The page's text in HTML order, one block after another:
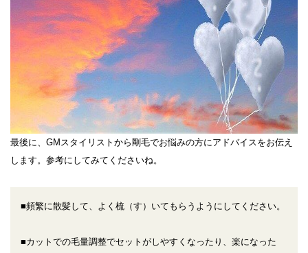
最後に、GMスタイリストから剛毛でお悩みの方にアドバイスをお伝え
します。参考にしてみてくださいね。
■頻繁に散髪して、よく梳（す）いてもらうようにしてください。
■カットでの毛量調整でセットがしやすくなったり、楽になった